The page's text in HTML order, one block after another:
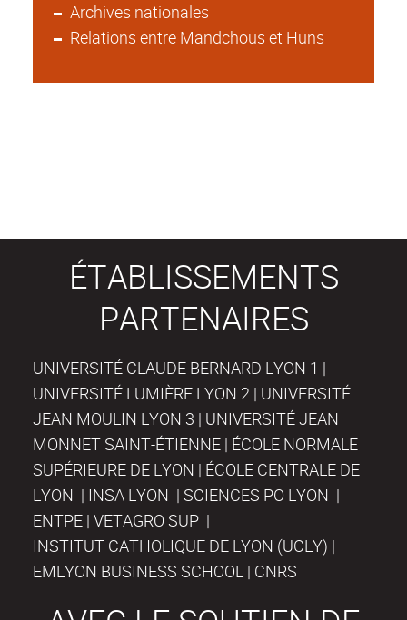
Archives nationales
Relations entre Mandchous et Huns
ÉTABLISSEMENTS
PARTENAIRES
UNIVERSITÉ CLAUDE BERNARD LYON 1 |
UNIVERSITÉ LUMIÈRE LYON 2 | UNIVERSITÉ
JEAN MOULIN LYON 3 | UNIVERSITÉ JEAN
MONNET SAINT-ÉTIENNE | ÉCOLE NORMALE
SUPÉRIEURE DE LYON | ÉCOLE CENTRALE DE
LYON | INSA LYON | SCIENCES PO LYON |
ENTPE | VETAGRO SUP |
INSTITUT CATHOLIQUE DE LYON (UCLY) |
EMLYON BUSINESS SCHOOL | CNRS